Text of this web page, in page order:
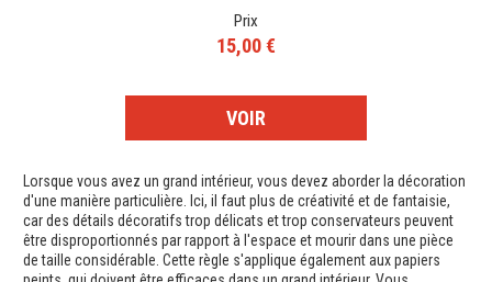
Prix
15,00 €
VOIR
Lorsque vous avez un grand intérieur, vous devez aborder la décoration
d'une manière particulière. Ici, il faut plus de créativité et de fantaisie,
car des détails décoratifs trop délicats et trop conservateurs peuvent
être disproportionnés par rapport à l'espace et mourir dans une pièce
de taille considérable. Cette règle s'applique également aux papiers